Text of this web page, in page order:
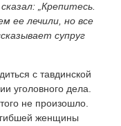
„Крепитесь.
ее лечили, но все
супруг
с тавдинской
уголовного дела.
не произошло.
женщины